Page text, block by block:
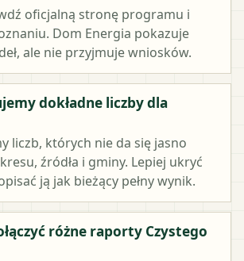
oficjalną stronę programu i
Dom Energia pokazuje
ale nie przyjmuje wniosków.
dokładne liczby dla
liczb, których nie da się jasno
źródła i gminy. Lepiej ukryć
ją jak bieżący pełny wynik.
różne raporty Czystego